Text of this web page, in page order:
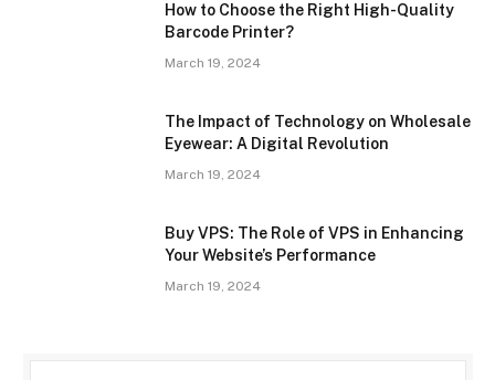
How to Choose the Right High-Quality
Barcode Printer?
March 19, 2024
The Impact of Technology on Wholesale
Eyewear: A Digital Revolution
March 19, 2024
Buy VPS: The Role of VPS in Enhancing
Your Website’s Performance
March 19, 2024